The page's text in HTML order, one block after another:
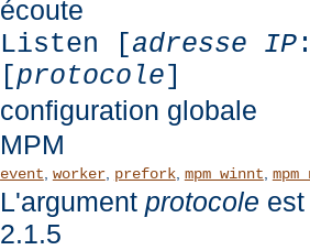
écoute
Listen [adresse IP
[protocole]
configuration globale
MPM
event worker, prefork, mpm_winnt
L'argument protocole
2.1.5